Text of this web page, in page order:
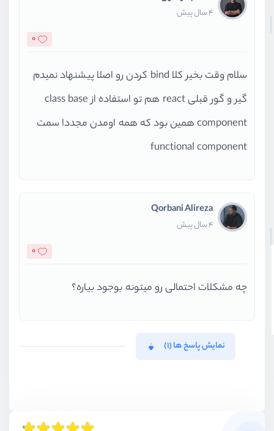
4 سال پیش
0
سلام وقت بخیر کلا bind کردن رو اصلا پیشنهاد نمیدم
گیر و گور قبلی react هم تو استفاده از class base
component همین بود که همه اومدن مجددا سمت
functional component
Qorbani Alireza
4 سال پیش
0
چه مشكلات احتمالی رو میتونه بوجود بیاره؟
نمایش پاسخ ها (1)